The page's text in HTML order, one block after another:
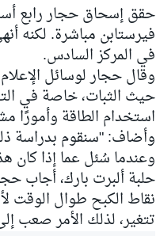
سباقات التحمّل
حقق إسحاق حجار رابع
فيرستابن مباشرة. لكنه
في المركز السادس.
وقال حجار لوسائل
حيث الثبات، خاصة في
استخدام الطاقة وأمورًا
وأضاف: "سنقوم بدراسة
وعندما سُئل عما إذا كان
حلبة ألبرت بارك، أجاب
نقاط الكبح طوال الوقت
تتغير، لذلك الأمر صعب